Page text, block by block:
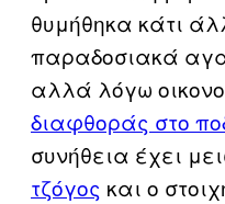
θυμήθηκα κάτι
παραδοσιακά
αλλά λόγω
διαφθοράς στο
συνήθεια έχει
τζόγος και ο